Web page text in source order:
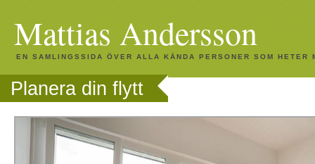
Mattias Andersson
EN SAMLINGSSIDA ÖVER ALLA KÄNDA PERSONER SOM HETER
Planera din flytt